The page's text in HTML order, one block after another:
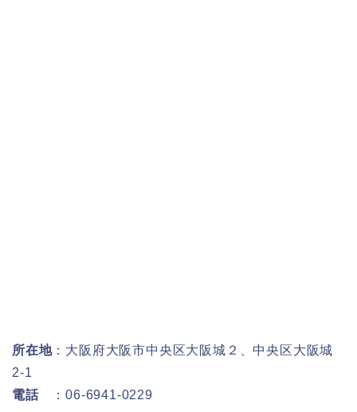
所在地：大阪府大阪市中央区大阪城２、中央区大阪城
2-1
電話：06-6941-0229